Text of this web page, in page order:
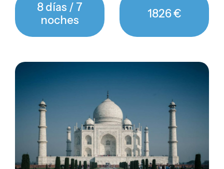
8 días / 7
noches
1826 €